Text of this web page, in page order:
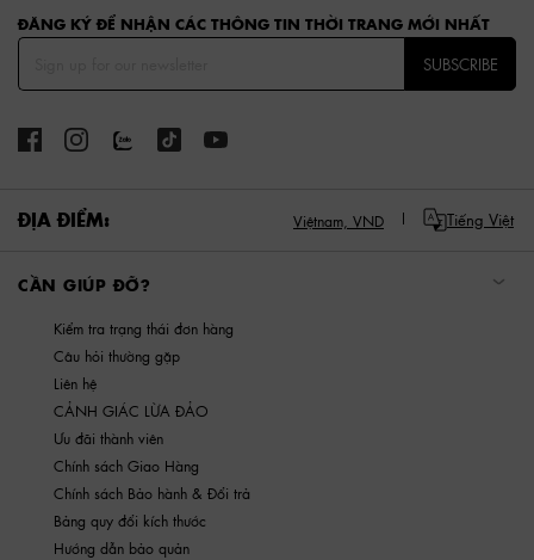
ĐĂNG KÝ ĐỂ NHẬN CÁC THÔNG TIN THỜI TRANG MỚI NHẤT
SUBSCRIBE
ĐỊA ĐIỂM: Việtnam, VND Tiếng Việt
CẦN GIÚP ĐỠ?
Kiểm tra trạng thái đơn hàng
Câu hỏi thường gặp
Liên hệ
CẢNH GIÁC LỪA ĐẢO
Ưu đãi thành viên
Chính sách Giao Hàng
Chính sách Bảo hành & Đổi trả
Bảng quy đổi kích thước
Hướng dẫn bảo quản